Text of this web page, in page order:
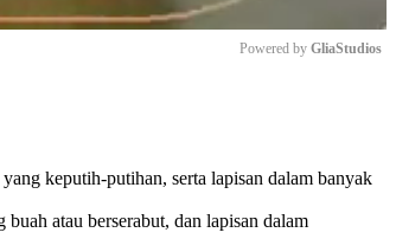
Powered by GliaStudios
keputih-putihan, serta lapisan dalam banyak
atau berserabut, dan lapisan dalam